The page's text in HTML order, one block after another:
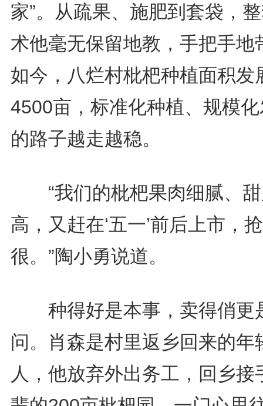
家”。从疏果、施肥到套袋，
术他毫无保留地教，手把手地
如今，八烂村枇杷种植面积发
4500亩，标准化种植、规模
的路子越走越稳。
“我们的枇杷果肉细腻、
高，又赶在‘五一’前后上市，
很。”陶小勇说道。
种得好是本事，卖得俏更
问。肖森是村里返乡回来的年
人，他放弃外出务工，回乡接